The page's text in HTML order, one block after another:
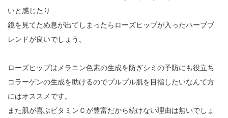
いと感じたり
鏡を見てため息が出てしまったらローズヒップが入ったハーブブ
レンドが良いでしょう。
ローズヒップはメラニン色素の生成を防ぎシミの予防にも役立ち
コラーゲンの生成を助けるのでプルプル肌を目指したいなんて方
にはオススメです。
また肌が喜ぶビタミンＣが豊富だから続けない理由は無いでしょ